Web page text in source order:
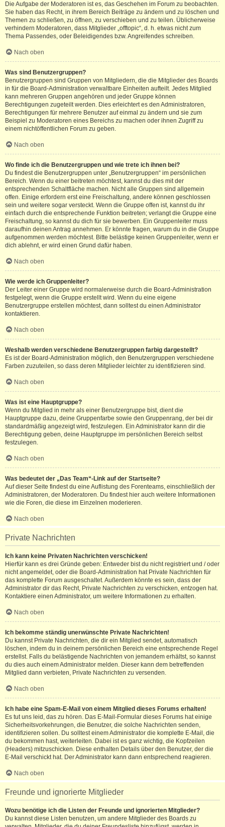
Die Aufgabe der Moderatoren ist es, das Geschehen im Forum zu beobachten.
Sie haben das Recht, in ihrem Bereich Beiträge zu ändern und zu löschen und
Themen zu schließen, zu öffnen, zu verschieben und zu teilen. Üblicherweise
verhindern Moderatoren, dass Mitglieder „offtopic“, d. h. etwas nicht zum
Thema Passendes, oder Beleidigendes bzw. Angreifendes schreiben.
Nach oben
Was sind Benutzergruppen?
Benutzergruppen sind Gruppen von Mitgliedern, die die Mitglieder des Boards
in für die Board-Administration verwaltbare Einheiten aufteilt. Jedes Mitglied
kann mehreren Gruppen angehören und jeder Gruppe können
Berechtigungen zugeteilt werden. Dies erleichtert es den Administratoren,
Berechtigungen für mehrere Benutzer auf einmal zu ändern und sie zum
Beispiel zu Moderatoren eines Bereichs zu machen oder ihnen Zugriff zu
einem nichtöffentlichen Forum zu geben.
Nach oben
Wo finde ich die Benutzergruppen und wie trete ich ihnen bei?
Du findest die Benutzergruppen unter „Benutzergruppen“ im persönlichen
Bereich. Wenn du einer beitreten möchtest, kannst du dies mit der
entsprechenden Schaltfläche machen. Nicht alle Gruppen sind allgemein
offen. Einige erfordern erst eine Freischaltung, andere können geschlossen
sein und weitere sogar versteckt. Wenn die Gruppe offen ist, kannst du ihr
einfach durch die entsprechende Funktion beitreten; verlangt die Gruppe eine
Freischaltung, so kannst du dich für sie bewerben. Ein Gruppenleiter muss
daraufhin deinen Antrag annehmen. Er könnte fragen, warum du in die Gruppe
aufgenommen werden möchtest. Bitte belästige keinen Gruppenleiter, wenn er
dich ablehnt, er wird einen Grund dafür haben.
Nach oben
Wie werde ich Gruppenleiter?
Der Leiter einer Gruppe wird normalerweise durch die Board-Administration
festgelegt, wenn die Gruppe erstellt wird. Wenn du eine eigene
Benutzergruppe erstellen möchtest, dann solltest du einen Administrator
kontaktieren.
Nach oben
Weshalb werden verschiedene Benutzergruppen farbig dargestellt?
Es ist der Board-Administration möglich, den Benutzergruppen verschiedene
Farben zuzuteilen, so dass deren Mitglieder leichter zu identifizieren sind.
Nach oben
Was ist eine Hauptgruppe?
Wenn du Mitglied in mehr als einer Benutzergruppe bist, dient die
Hauptgruppe dazu, deine Gruppenfarbe sowie den Gruppenrang, der bei dir
standardmäßig angezeigt wird, festzulegen. Ein Administrator kann dir die
Berechtigung geben, deine Hauptgruppe im persönlichen Bereich selbst
festzulegen.
Nach oben
Was bedeutet der „Das Team“-Link auf der Startseite?
Auf dieser Seite findest du eine Auflistung des Forenteams, einschließlich der
Administratoren, der Moderatoren. Du findest hier auch weitere Informationen
wie die Foren, die diese im Einzelnen moderieren.
Nach oben
Private Nachrichten
Ich kann keine Privaten Nachrichten verschicken!
Hierfür kann es drei Gründe geben: Entweder bist du nicht registriert und / oder
nicht angemeldet, oder die Board-Administration hat Private Nachrichten für
das komplette Forum ausgeschaltet. Außerdem könnte es sein, dass der
Administrator dir das Recht, Private Nachrichten zu verschicken, entzogen hat.
Kontaktiere einen Administrator, um weitere Informationen zu erhalten.
Nach oben
Ich bekomme ständig unerwünschte Private Nachrichten!
Du kannst Private Nachrichten, die dir ein Mitglied sendet, automatisch
löschen, indem du in deinem persönlichen Bereich eine entsprechende Regel
erstellst. Falls du belästigende Nachrichten von jemandem erhältst, so kannst
du dies auch einem Administrator melden. Dieser kann dem betreffenden
Mitglied dann verbieten, Private Nachrichten zu versenden.
Nach oben
Ich habe eine Spam-E-Mail von einem Mitglied dieses Forums erhalten!
Es tut uns leid, das zu hören. Das E-Mail-Formular dieses Forums hat einige
Sicherheitsvorkehrungen, die Benutzer, die solche Nachrichten senden,
identifizieren sollen. Du solltest einem Administrator die komplette E-Mail, die
du bekommen hast, weiterleiten. Dabei ist es ganz wichtig, die Kopfzeilen
(Headers) mitzuschicken. Diese enthalten Details über den Benutzer, der die
E-Mail verschickt hat. Der Administrator kann dann entsprechend reagieren.
Nach oben
Freunde und ignorierte Mitglieder
Wozu benötige ich die Listen der Freunde und ignorierten Mitglieder?
Du kannst diese Listen benutzen, um andere Mitglieder des Boards zu